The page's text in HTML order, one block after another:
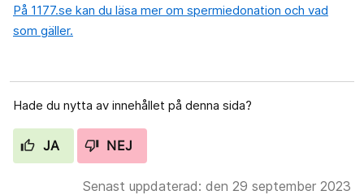
På 1177.se kan du läsa mer om spermiedonation och vad
som gäller.
Hade du nytta av innehållet på denna sida?
JA NEJ
Senast uppdaterad: den 29 september 2023